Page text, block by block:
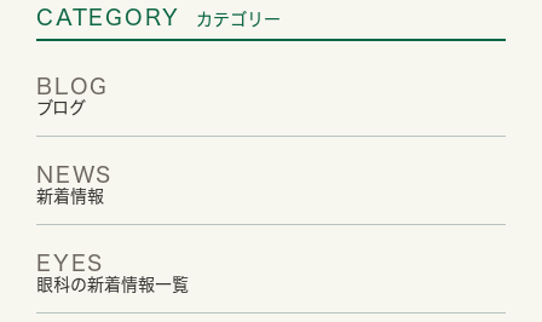
CATEGORY カテゴリー
BLOG
ブログ
NEWS
新着情報
EYES
眼科の新着情報一覧